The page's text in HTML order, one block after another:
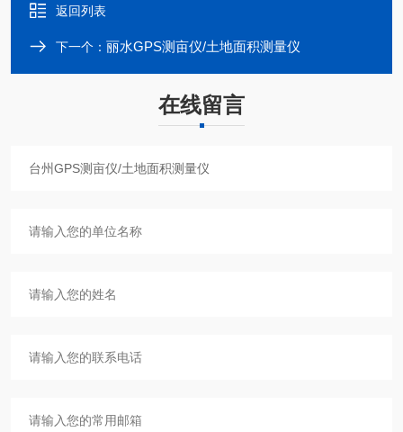
返回列表
下一个： 丽水GPS测亩仪/土地面积测量仪
在线留言